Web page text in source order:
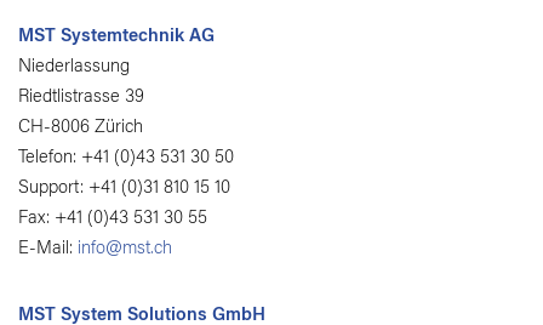
MST Systemtechnik AG
Niederlassung
Riedtlistrasse 39
CH-8006 Zürich
Telefon: +41 (0)43 531 30 50
Support: +41 (0)31 810 15 10
Fax: +41 (0)43 531 30 55
E-Mail: info@mst.ch
MST System Solutions GmbH